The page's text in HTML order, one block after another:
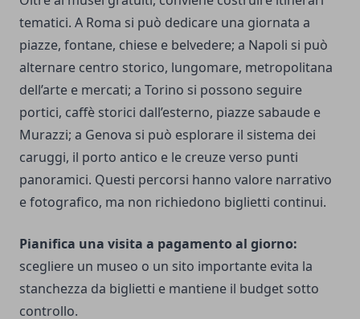
tematici. A Roma si può dedicare una giornata a
piazze, fontane, chiese e belvedere; a Napoli si può
alternare centro storico, lungomare, metropolitana
dell’arte e mercati; a Torino si possono seguire
portici, caffè storici dall’esterno, piazze sabaude e
Murazzi; a Genova si può esplorare il sistema dei
caruggi, il porto antico e le creuze verso punti
panoramici. Questi percorsi hanno valore narrativo
e fotografico, ma non richiedono biglietti continui.
Pianifica una visita a pagamento al giorno:
scegliere un museo o un sito importante evita la
stanchezza da biglietti e mantiene il budget sotto
controllo.